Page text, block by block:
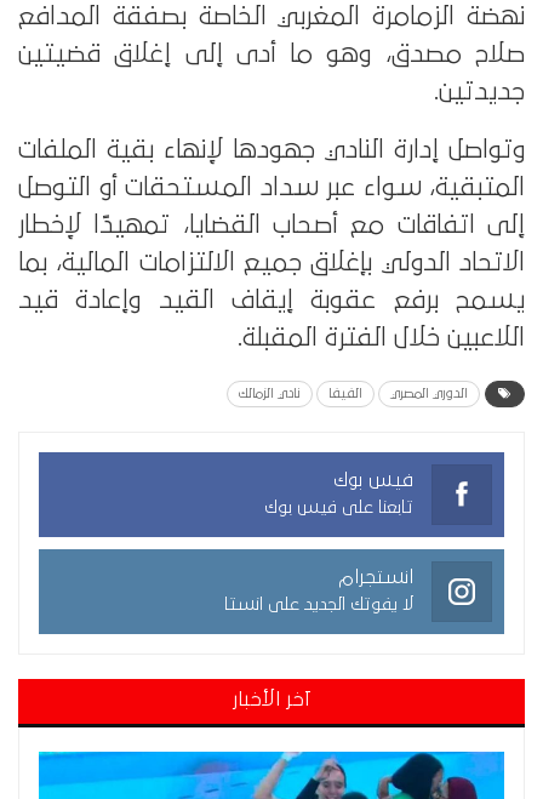
نهضة الزمامرة المغربي الخاصة بصفقة المدافع
صلاح مصدق، وهو ما أدى إلى إغلاق قضيتين
جديدتين.
وتواصل إدارة النادي جهودها لإنهاء بقية الملفات
المتبقية، سواء عبر سداد المستحقات أو التوصل
إلى اتفاقات مع أصحاب القضايا، تمهيدًا لإخطار
الاتحاد الدولي بإغلاق جميع الالتزامات المالية، بما
يسمح برفع عقوبة إيقاف القيد وإعادة قيد
اللاعبين خلال الفترة المقبلة.
الدوري المصري الفيفا نادي الزمالك
فيس بوك
تابعنا على فيس بوك
انستجرام
لا يفوتك الجديد على انستا
آخر الأخبار